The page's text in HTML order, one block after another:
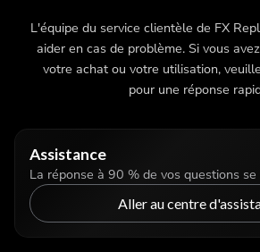
L'équipe du service clientèle de FX
aider en cas de problème. Si vous
votre achat ou votre utilisation,
pour une réponse
Assistance
La réponse à 90 % de vos questions se
Aller au centre